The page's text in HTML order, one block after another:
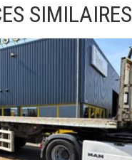
SIMILAIRES